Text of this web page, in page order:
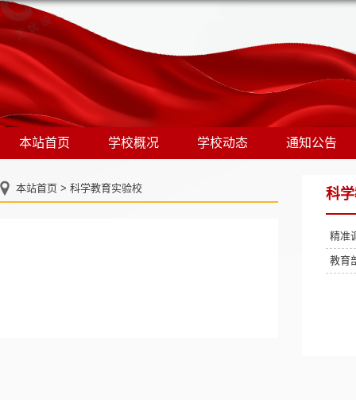
本站首页 学校概况 学校动态 通知公告
本站首页 > 科学教育实验校 科
精准
教育